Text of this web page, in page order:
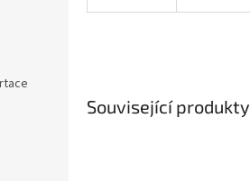
Související produkty